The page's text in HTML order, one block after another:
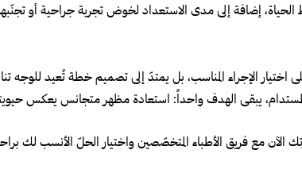
الحياة، إضافة إلى مدى الاستعداد لخوض تجربة جراحية أو
اختيار الإجراء المناسب، بل يمتدّ إلى تصميم خطة تُعيد للوجه
يبقى الهدف واحداً: استعادة مظهر متجانس يعكس